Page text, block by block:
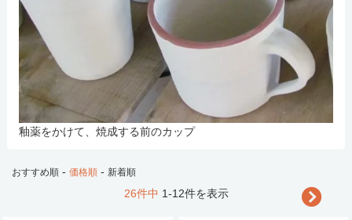
釉薬をかけて、焼成する前のカップ
おすすめ順 - 価格順 - 新着順
26件中 1-12件を表示